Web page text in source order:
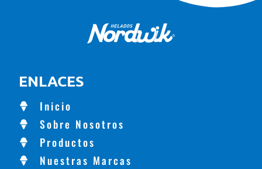
ENLACES
Inicio
Sobre Nosotros
Productos
Nuestras Marcas